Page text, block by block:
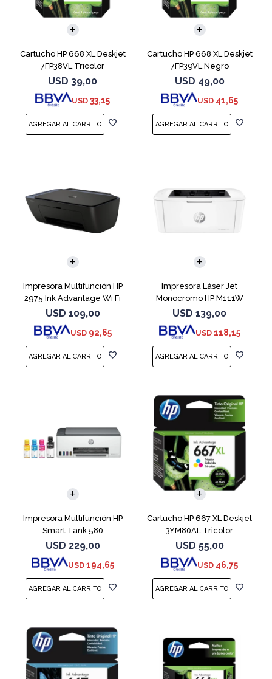
Cartucho HP 668 XL Deskjet
7FP38VL Tricolor
USD 39,00
USD 33,15
Cartucho HP 668 XL Deskjet
7FP39VL Negro
USD 49,00
USD 41,65
Impresora Multifunción HP
2975 Ink Advantage Wi Fi
USD 109,00
USD 92,65
Impresora Láser Jet
Monocromo HP M111W
USD 139,00
USD 118,15
Impresora Multifunción HP
Smart Tank 580
USD 229,00
USD 194,65
Cartucho HP 667 XL Deskjet
3YM80AL Tricolor
USD 55,00
USD 46,75